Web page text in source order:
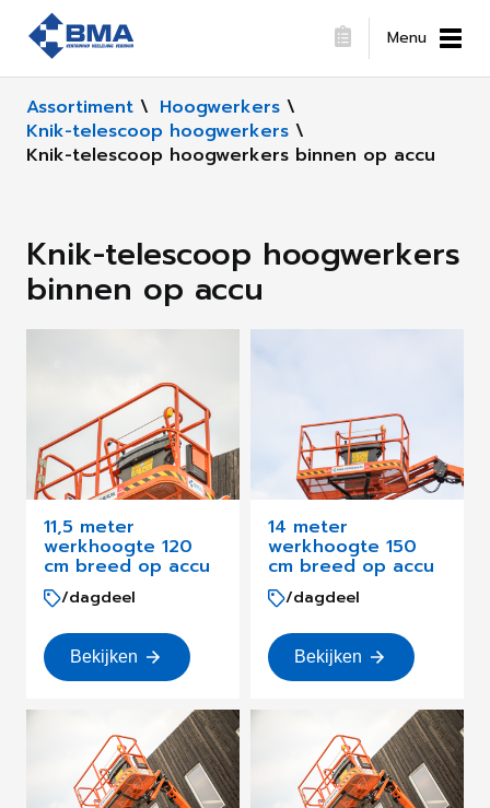
Menu
Assortiment \ Hoogwerkers \
Knik-telescoop hoogwerkers \
Knik-telescoop hoogwerkers binnen op accu
Knik-telescoop hoogwerkers
binnen op accu
11,5 meter
werkhoogte 120
cm breed op accu
/dagdeel
Bekijken
14 meter
werkhoogte 150
cm breed op accu
/dagdeel
Bekijken